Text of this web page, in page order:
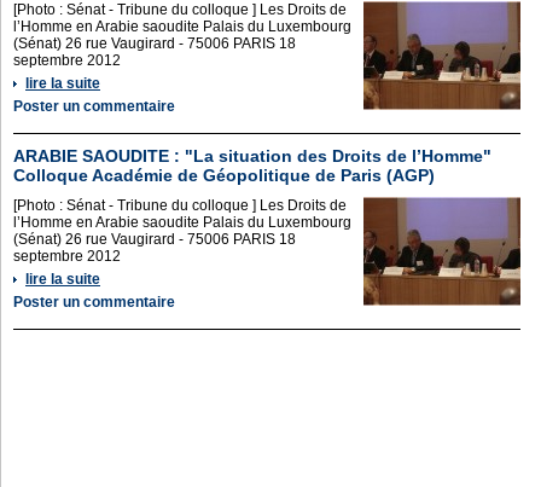
[Photo : Sénat - Tribune du colloque ] Les Droits de
l’Homme en Arabie saoudite Palais du Luxembourg
(Sénat) 26 rue Vaugirard - 75006 PARIS 18
septembre 2012
lire la suite
Poster un commentaire
ARABIE SAOUDITE : "La situation des Droits de l’Homme"
Colloque Académie de Géopolitique de Paris (AGP)
[Photo : Sénat - Tribune du colloque ] Les Droits de
l’Homme en Arabie saoudite Palais du Luxembourg
(Sénat) 26 rue Vaugirard - 75006 PARIS 18
septembre 2012
lire la suite
Poster un commentaire